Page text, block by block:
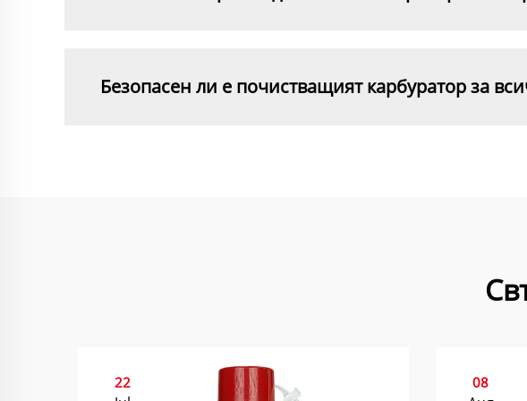
Безопасен ли е почистващият карбуратор за
22 08